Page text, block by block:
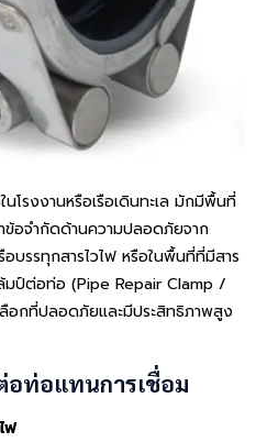
โรงงานหรือเรือเดินทะเล มักมีพื้นที่
ข้อจำกัดด้านความปลอดภัยจาก
บรรทุกสารไวไฟ หรือในพื้นที่ที่มีสาร
ล้มป์ต่อท่อ (Pipe Repair Clamp /
อกที่ปลอดภัยและมีประสิทธิภาพสูง
อท่อแทนการเชื่อม
ฟ